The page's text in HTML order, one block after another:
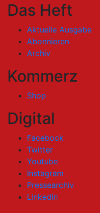
Das Heft
Aktuelle Ausgabe
Abonnieren
Archiv
Kommerz
Shop
Digital
Facebook
Twitter
Youtube
Instagram
Pressearchiv
LinkedIn